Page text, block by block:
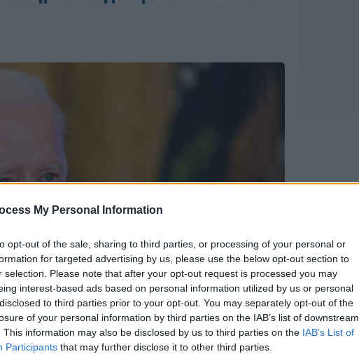
My Personal Information
opt-out of the sale, sharing to third parties, or processing of your personal or
for targeted advertising by us, please use the below opt-out section to
selection. Please note that after your opt-out request is processed you may
interest-based ads based on personal information utilized by us or personal
to third parties prior to your opt-out. You may separately opt-out of the
of your personal information by third parties on the IAB’s list of downstream
This information may also be disclosed by us to third parties on the IAB’s List of
Participants that may further disclose it to other third parties.